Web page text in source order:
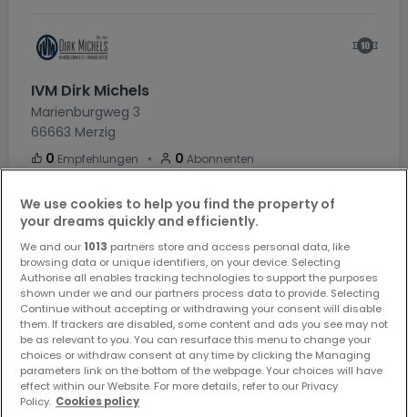
IVM Dirk Michels
Marienburgweg 3
66663 Merzig
0 Empfehlungen ・ 0 Abonnenten
1
KAUFOBJEKT
5
MIETOBJEKTE VERKAUFT
Siehe Agenturprofil
We use cookies to help you find the property of
your dreams quickly and efficiently.
We and our 1013 partners store and access personal data, like
browsing data or unique identifiers, on your device. Selecting
Authorise all enables tracking technologies to support the purposes
shown under we and our partners process data to provide. Selecting
Continue without accepting or withdrawing your consent will disable
them. If trackers are disabled, some content and ads you see may not
be as relevant to you. You can resurface this menu to change your
choices or withdraw consent at any time by clicking the Managing
parameters link on the bottom of the webpage. Your choices will have
effect within our Website. For more details, refer to our Privacy
Policy. Cookies policy